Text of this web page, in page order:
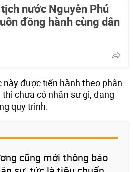
nước Nguyễn Phú
đồng hành cùng dân
này được tiến hành theo phân
chưa có nhân sự gì, đang
quy trình.
cũng mới thông báo